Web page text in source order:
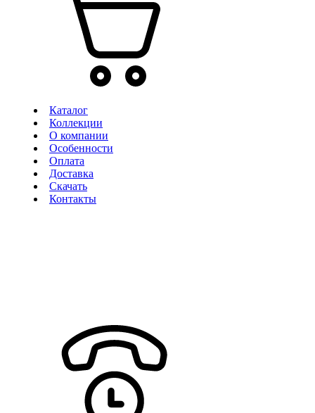
Каталог
Коллекции
О компании
Особенности
Оплата
Доставка
Скачать
Контакты